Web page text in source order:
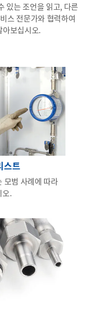
있는 조언을 읽고, 다른
스 전문가와 협력하여
보십시오.
스트
모범 사례에 따라
오.